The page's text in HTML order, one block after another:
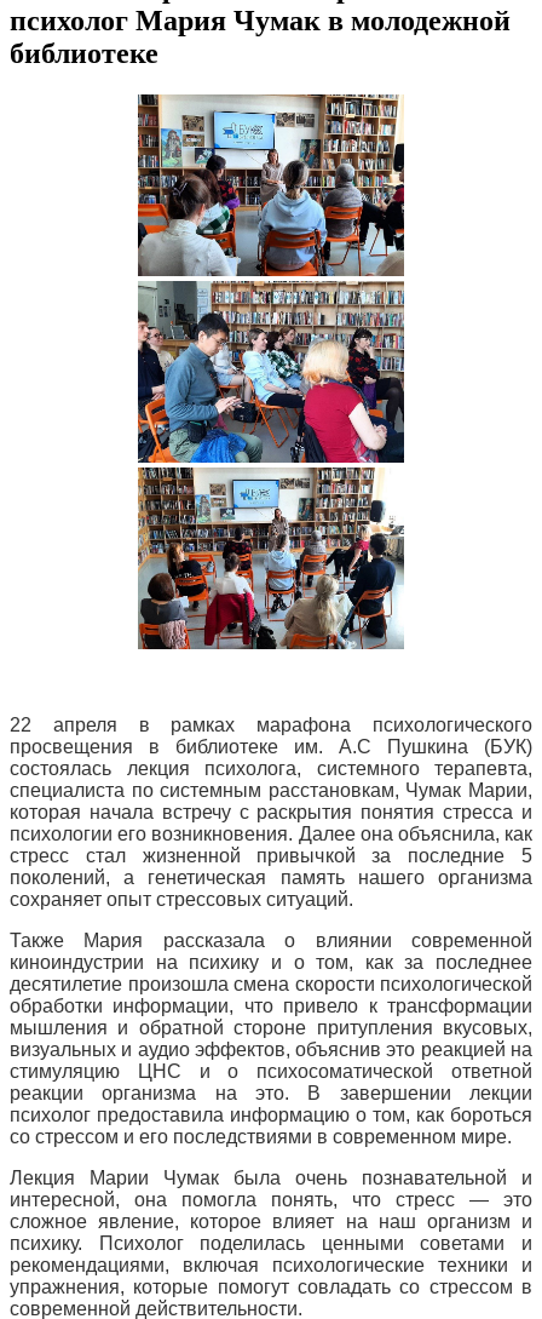
психолог Мария Чумак в молодежной
библиотеке
22 апреля в рамках марафона психологического
просвещения в библиотеке им. А.С Пушкина (БУК)
состоялась лекция психолога, системного терапевта,
специалиста по системным расстановкам, Чумак Марии,
которая начала встречу с раскрытия понятия стресса и
психологии его возникновения. Далее она объяснила, как
стресс стал жизненной привычкой за последние 5
поколений, а генетическая память нашего организма
сохраняет опыт стрессовых ситуаций.
Также Мария рассказала о влиянии современной
киноиндустрии на психику и о том, как за последнее
десятилетие произошла смена скорости психологической
обработки информации, что привело к трансформации
мышления и обратной стороне притупления вкусовых,
визуальных и аудио эффектов, объяснив это реакцией на
стимуляцию ЦНС и о психосоматической ответной
реакции организма на это. В завершении лекции
психолог предоставила информацию о том, как бороться
со стрессом и его последствиями в современном мире.
Лекция Марии Чумак была очень познавательной и
интересной, она помогла понять, что стресс — это
сложное явление, которое влияет на наш организм и
психику. Психолог поделилась ценными советами и
рекомендациями, включая психологические техники и
упражнения, которые помогут совладать со стрессом в
современной действительности.